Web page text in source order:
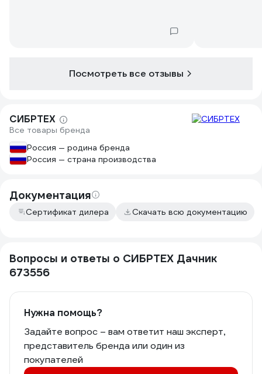
Посмотреть все отзывы
СИБРТЕХ
Все товары бренда
Россия — родина бренда
Россия — страна производства
Документация
Сертификат дилера Скачать всю документацию
Вопросы и ответы о СИБРТЕХ Дачник
673556
Нужна помощь?
Задайте вопрос – вам ответит наш эксперт,
представитель бренда или один из
покупателей